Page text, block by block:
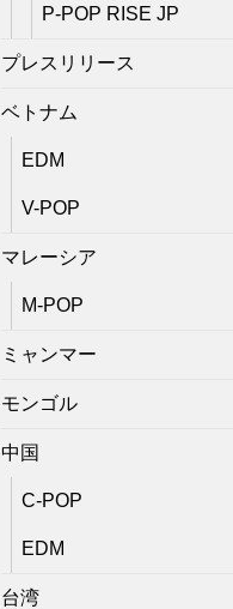
P-POP RISE JP
プレスリリース
ベトナム
EDM
V-POP
マレーシア
M-POP
ミャンマー
モンゴル
中国
C-POP
EDM
台湾